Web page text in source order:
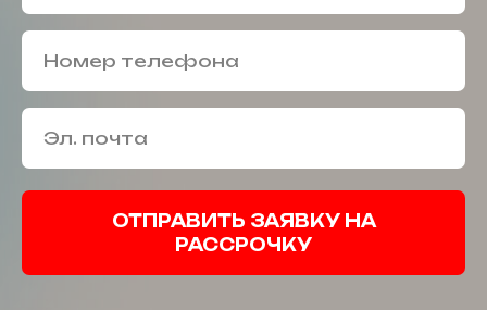
ОТПРАВИТЬ ЗАЯВКУ НА
РАССРОЧКУ